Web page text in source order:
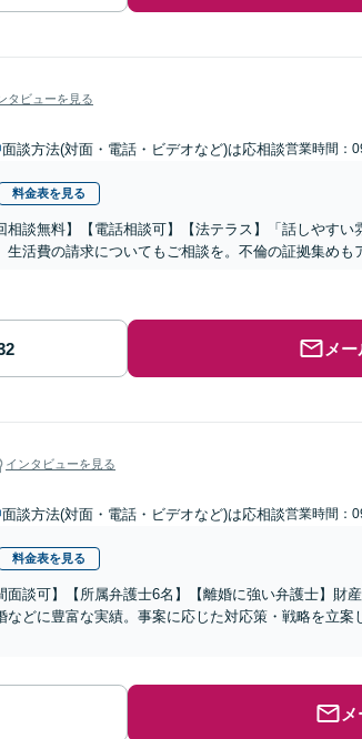
タビューを見る
面談方法(対面・電話・ビデオなど)は応相談営業時間：
料金表を見る
相談無料】【電話相談可】【法テラス】「話しやす
活費の請求についてもご相談を。不倫の証拠集めも
メ
インタビューを見る
面談方法(対面・電話・ビデオなど)は応相談営業時間：
料金表を見る
面談可】【所属弁護士6名】【離婚に強い弁護士】財
などに豊富な実績。事案に応じた対応策・戦略を立